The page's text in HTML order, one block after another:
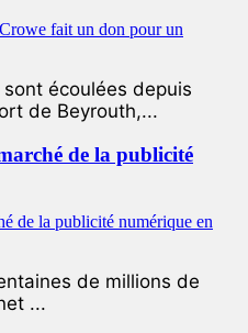
écoulées depuis
de Beyrouth,...
de la publicité
de millions de
...